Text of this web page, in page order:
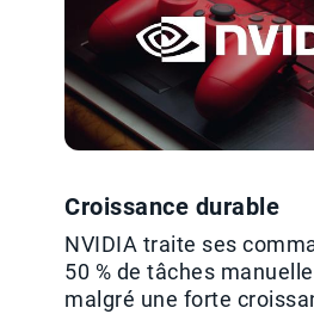
Croissance durable
NVIDIA traite ses
50 % de tâches
malgré une forte